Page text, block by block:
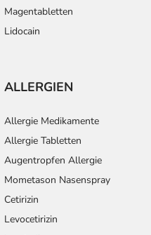
Magentabletten
Lidocain
ALLERGIEN
Allergie Medikamente
Allergie Tabletten
Augentropfen Allergie
Mometason Nasenspray
Cetirizin
Levocetirizin